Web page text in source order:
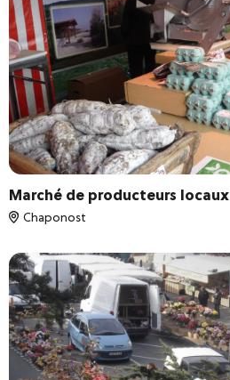
Marché de producteurs locaux
Chaponost